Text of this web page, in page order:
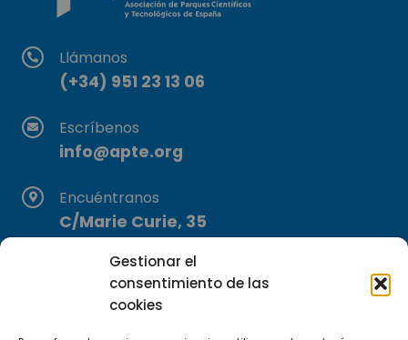
Gestionar el
consentimiento de las
cookies
Llámanos
(+34) 951 23 13 06
Escríbenos
info@apte.org
Encuéntranos
C/Marie Curie, 35